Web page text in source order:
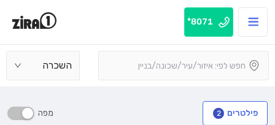
8071*
השכרה
פילטרים 2 מפה